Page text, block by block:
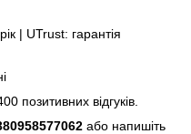
| UTrust: гарантія
відгуків.
або напишіть